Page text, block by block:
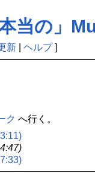
本当の」
新| ヘルプ]
ク へ行く。